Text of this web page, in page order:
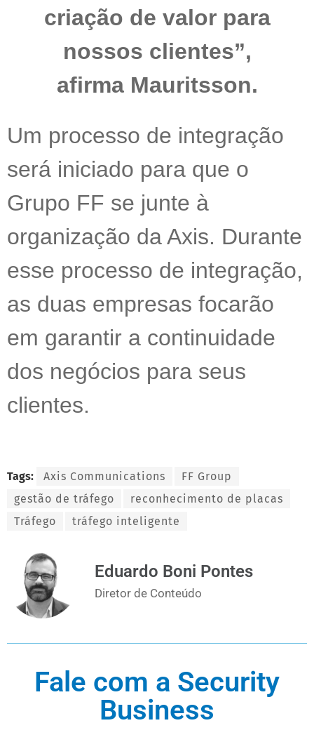
criação de valor para
nossos clientes”,
afirma Mauritsson.
Um processo de integração
será iniciado para que o
Grupo FF se junte à
organização da Axis. Durante
esse processo de integração,
as duas empresas focarão
em garantir a continuidade
dos negócios para seus
clientes.
Tags: Axis Communications
FF Group
gestão de tráfego
reconhecimento de placas
Tráfego
tráfego inteligente
Eduardo Boni Pontes
Diretor de Conteúdo
Fale com a Security
Business